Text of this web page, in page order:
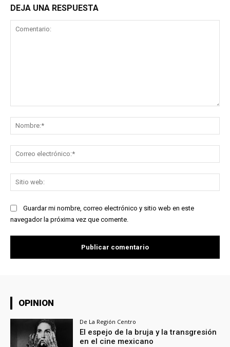
DEJA UNA RESPUESTA
Guardar mi nombre, correo electrónico y sitio web en este
navegador la próxima vez que comente.
OPINION
De La Región Centro
El espejo de la bruja y la transgresión
en el cine mexicano